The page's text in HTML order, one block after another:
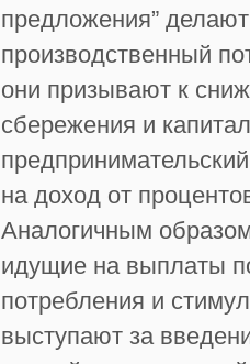
предложения”
производственный
они призывают к
сбережения и
на доход от
Аналогичным
идущие на выплаты
потребления и
выступают за